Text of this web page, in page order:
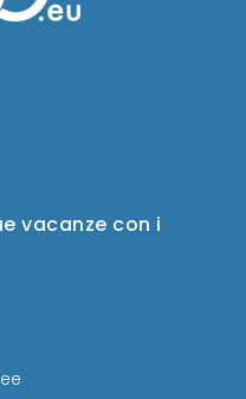
vacanze con i